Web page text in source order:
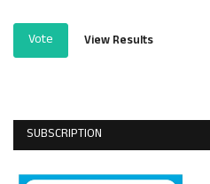
Vote View Results
SUBSCRIPTION